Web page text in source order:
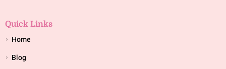
Quick Links
Home
Blog